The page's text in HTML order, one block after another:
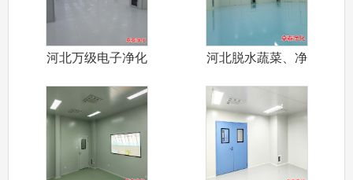
河北万级电子净化
河北脱水蔬菜、净